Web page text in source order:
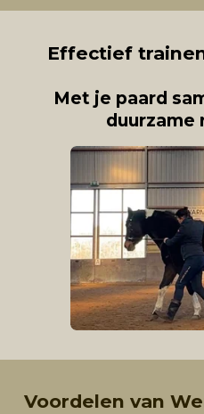
Effectief
Met je paard
duurzame
Voordelen van